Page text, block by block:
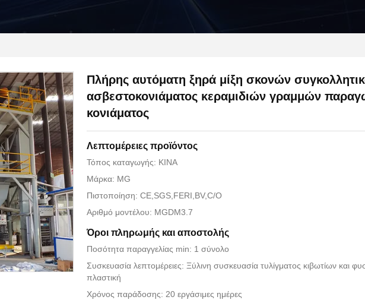
Πλήρης αυτόματη ξηρά μίξη σκονών
ασβεστοκονιάματος κεραμιδιών γραμμών
κονιάματος
Λεπτομέρειες προϊόντος
Τόπος καταγωγής: ΚΙΝΑ
Μάρκα: MG
Πιστοποίηση: CE,SGS,FERI,BV,C/O
Αριθμό μοντέλου: MGDM3.7
Όροι πληρωμής και αποστολής
Ποσότητα παραγγελίας min: 1 σύνολο
Συσκευασία λεπτομέρειες: Ξύλινη συσκευασία τυλίγματος κιβωτίων και
πλαστική
Χρόνος παράδοσης: 20 εργάσιμες ημέρες